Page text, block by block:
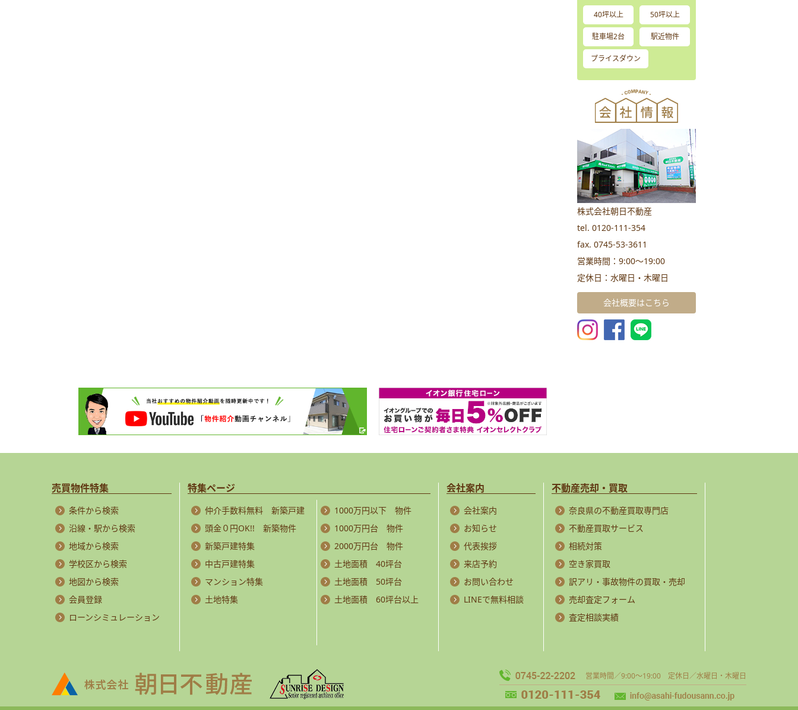
40坪以上 50坪以上
駐車場2台 駅近物件
プライスダウン
株式会社朝日不動産
tel. 0120-111-354
fax. 0745-53-3611
営業時間：9:00～19:00
定休日：水曜日・木曜日
会社概要はこちら
売買物件特集
条件から検索
沿線・駅から検索
地域から検索
学校区から検索
地図から検索
会員登録
ローンシミュレーション
特集ページ
仲介手数料無料 新築戸建
頭金０円OK!! 新築物件
新築戸建特集
中古戸建特集
マンション特集
土地特集
1000万円以下 物件
1000万円台 物件
2000万円台 物件
土地面積 40坪台
土地面積 50坪台
土地面積 60坪台以上
会社案内
会社案内
お知らせ
代表挨拶
来店予約
お問い合わせ
LINEで無料相談
不動産売却・買取
奈良県の不動産買取専門店
不動産買取サービス
相続対策
空き家買取
訳アリ・事故物件の買取・売却
売却査定フォーム
査定相談実績
営業時間／9:00～19:00 定休日／水曜日・木曜日